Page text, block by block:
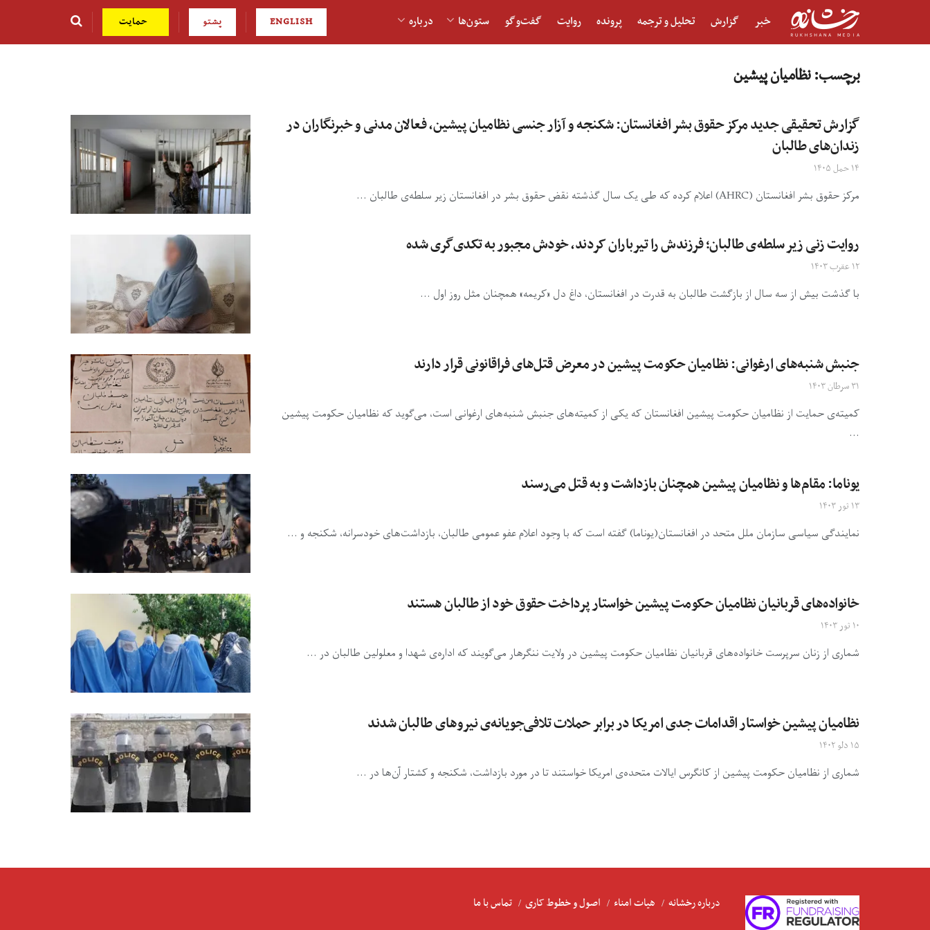
خبر گزارش تحلیل و ترجمه پرونده روایت گفت‌و‎گو ستون‌ها درباره ENGLISH پشتو حمایت
برچسب:نظامیان پیشین
گزارش تحقیقی جدید مرکز حقوق بشر افغانستان: شکنجه و آزار جنسی نظامیان پیشین، فعالان مدنی و خبرنگاران در
زندان‌های طالبان
۱۴ حمل ۱۴۰۵
مرکز حقوق بشر افغانستان (AHRC) اعلام کرده که طی یک سال گذشته نقض حقوق بشر در افغانستان زیر سلطه‌ی طالبان ...
روایت زنی زیر سلطه‌ی طالبان؛ فرزندش را تیرباران کردند، خودش مجبور به تکدی‌گری شده
۱۲ عقرب ۱۴۰۳
با گذشت بیش از سه سال از بازگشت طالبان به قدرت در افغانستان، داغ دل «کریمه» همچنان مثل روز اول ...
جنبش شنبه‌های ارغوانی: نظامیان حکومت پیشین در معرض قتل‌های فراقانونی قرار دارند
۳۱ سرطان ۱۴۰۳
کمیته‌ی حمایت از نظامیان حکومت پیشین افغانستان که یکی از کمیته‌های جنبش شنبه‌های ارغوانی است، می‌گوید که نظامیان حکومت پیشین
...
یوناما: مقام‌ها و نظامیان پیشین همچنان بازداشت و به قتل می‌رسند
۱۳ ثور ۱۴۰۳
نمایندگی سیاسی سازمان ملل متحد در افغانستان(یوناما) گفته است که با وجود اعلام عفو عمومی طالبان، بازداشت‌های خودسرانه، شکنجه و ...
خانواده‌های قربانیان نظامیان حکومت پیشین خواستار پرداخت حقوق خود از طالبان هستند
۱۰ ثور ۱۴۰۳
شماری از زنان سرپرست خانواده‌های قربانیان نظامیان حکومت پیشین در ولایت ننگرهار می‌گویند که اداره‌ی شهدا و معلولین طالبان در ...
نظامیان پیشین خواستار اقدامات جدی امریکا در برابر حملات تلافی‌جویانه‌ی نیروهای طالبان شدند
۱۵ دلو ۱۴۰۲
شماری از نظامیان حکومت پیشین از کانگرس ایالات متحده‌ی امریکا خواستند تا در مورد بازداشت، شکنجه و کشتار آن‌ها در ...
درباره رخشانه هیات امناء اصول و خطوط کاری تماس با ما